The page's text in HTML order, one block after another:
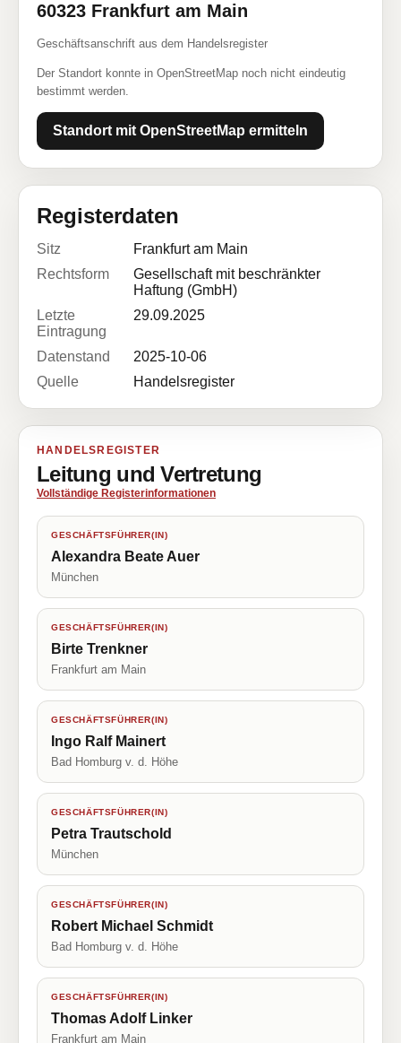
60323 Frankfurt am Main
Geschäftsanschrift aus dem Handelsregister
Der Standort konnte in OpenStreetMap noch nicht eindeutig
bestimmt werden.
Standort mit OpenStreetMap ermitteln
Registerdaten
Sitz
Frankfurt am Main
Rechtsform
Gesellschaft mit beschränkter
Haftung (GmbH)
Letzte
Eintragung
29.09.2025
Datenstand
2025-10-06
Quelle
Handelsregister
HANDELSREGISTER
Leitung und Vertretung
Vollständige Registerinformationen
GESCHÄFTSFÜHRER(IN)
Alexandra Beate Auer
München
GESCHÄFTSFÜHRER(IN)
Birte Trenkner
Frankfurt am Main
GESCHÄFTSFÜHRER(IN)
Ingo Ralf Mainert
Bad Homburg v. d. Höhe
GESCHÄFTSFÜHRER(IN)
Petra Trautschold
München
GESCHÄFTSFÜHRER(IN)
Robert Michael Schmidt
Bad Homburg v. d. Höhe
GESCHÄFTSFÜHRER(IN)
Thomas Adolf Linker
Frankfurt am Main